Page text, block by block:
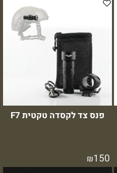
פנס צד לקסדה טקטית F7
₪150